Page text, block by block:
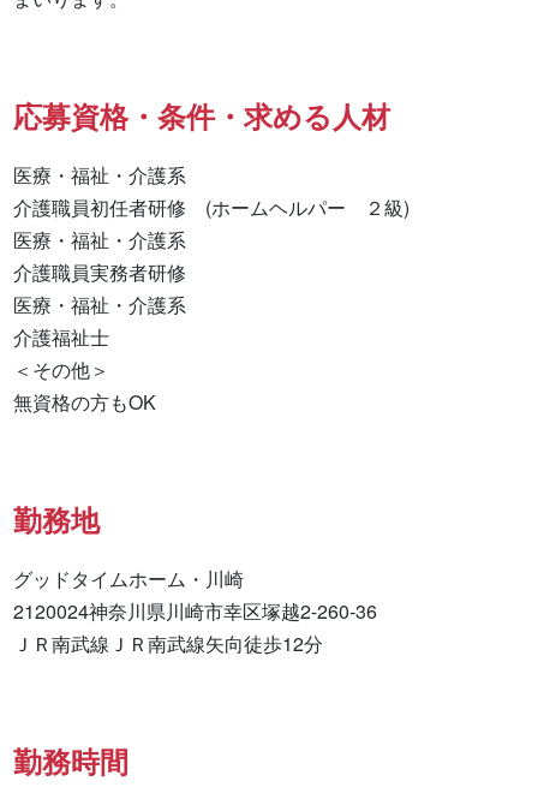
応募資格・条件・求める人材
医療・福祉・介護系
介護職員初任者研修　(ホームヘルパー　２級)
医療・福祉・介護系
介護職員実務者研修
医療・福祉・介護系
介護福祉士
＜その他＞
無資格の方もOK
勤務地
グッドタイムホーム・川崎
2120024神奈川県川崎市幸区塚越2-260-36
ＪＲ南武線ＪＲ南武線矢向徒歩12分
勤務時間